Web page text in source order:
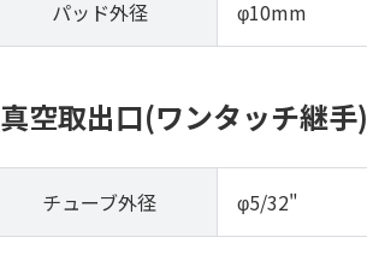
パッド外径 φ10mm
真空取出口(ワンタッチ継手)
チューブ外径 φ5/32"